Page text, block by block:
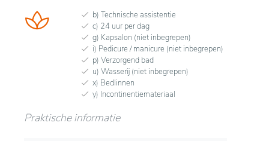
b) Technische assistentie
c) 24 uur per dag
g) Kapsalon (niet inbegrepen)
i) Pedicure / manicure (niet inbegrepen)
p) Verzorgend bad
u) Wasserij (niet inbegrepen)
x) Bedlinnen
y) Incontinentiemateriaal
Praktische informatie